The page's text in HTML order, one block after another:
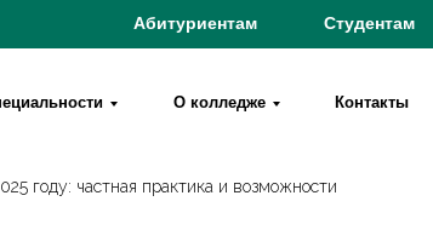
О колледже Контакты
Абитуриентам Студентам
году: частная практика и возможности